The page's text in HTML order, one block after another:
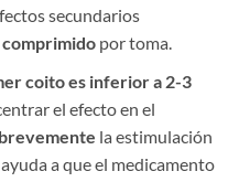
secundarios
comprimido​ por toma.
coito es inferior a 2-3
el efecto en el
​ la estimulación
a que el medicamento